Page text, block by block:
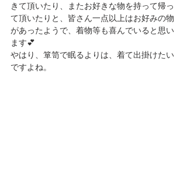
きて頂いたり、またお好きな物を持って帰っ
て頂いたりと、皆さん一点以上はお好みの物
があったようで、着物等も喜んでいると思い
ます💕
やはり、箪笥で眠るよりは、着て出掛けたい
ですよね。